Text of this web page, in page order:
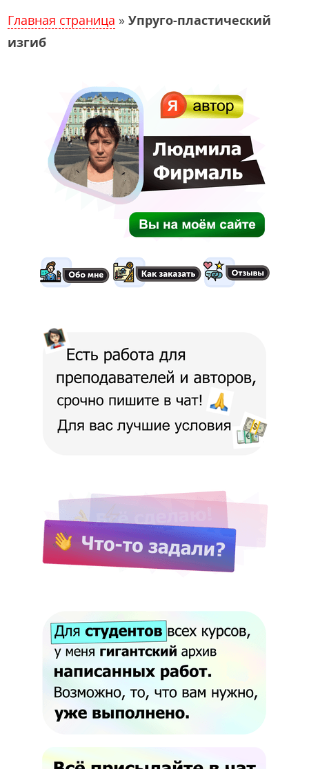
Главная страница »Упруго-пластический
изгиб